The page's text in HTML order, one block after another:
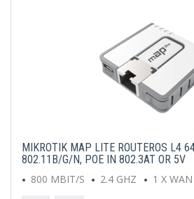
MIKROTIK MAP LITE ROUTEROS L4
802.11B/G/N, POE IN 802.3AT OR 5V
800 MBIT/S
2.4 GHZ 1 X WAN